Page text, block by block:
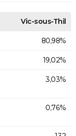
Vic-sous-Thil
80,98%
19,02%
3,03%
0,76%